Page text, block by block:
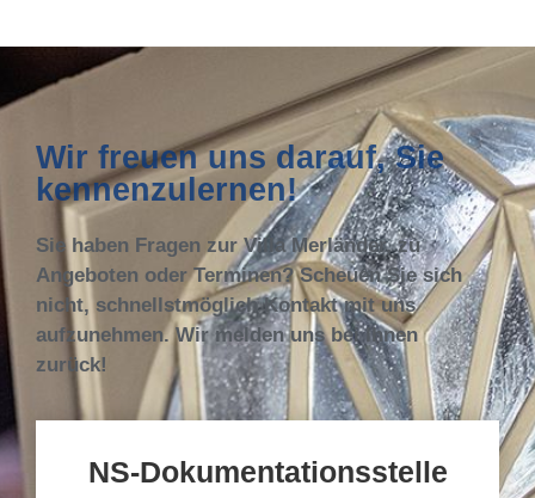
Wir freuen uns darauf, Sie
kennenzulernen!
Sie haben Fragen zur Villa Merländer, zu
Angeboten oder Terminen? Scheuen Sie sich
nicht, schnellstmöglich Kontakt mit uns
aufzunehmen. Wir melden uns bei Ihnen
zurück!
NS-Dokumentationsstelle